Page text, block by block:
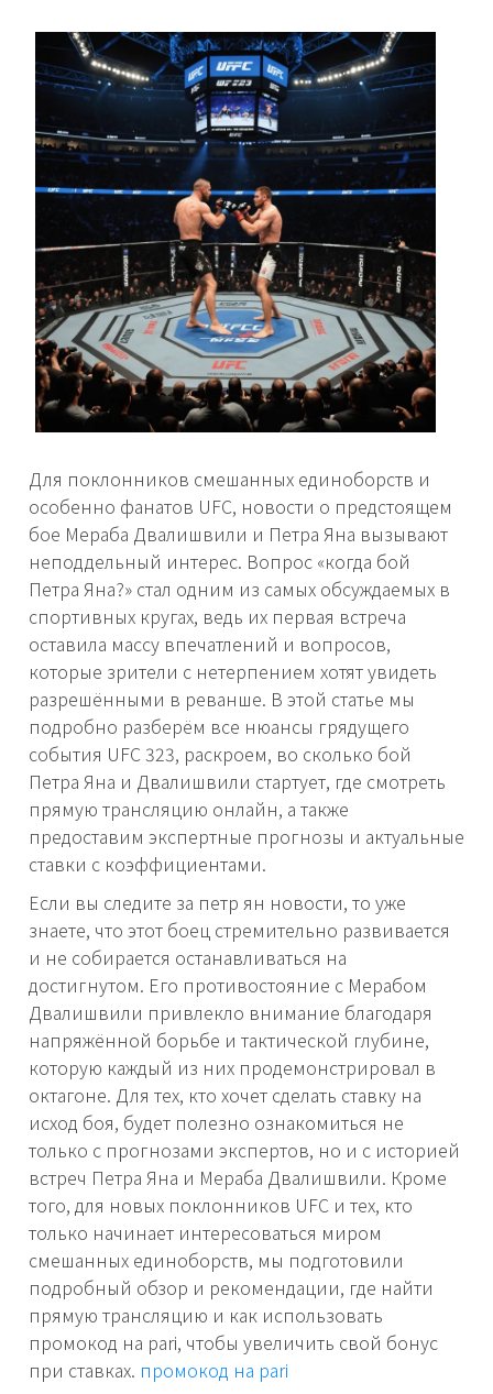
Для поклонников смешанных единоборств и
особенно фанатов UFC, новости о предстоящем
бое Мераба Двалишвили и Петра Яна вызывают
неподдельный интерес. Вопрос «когда бой
Петра Яна?» стал одним из самых обсуждаемых в
спортивных кругах, ведь их первая встреча
оставила массу впечатлений и вопросов,
которые зрители с нетерпением хотят увидеть
разрешёнными в реванше. В этой статье мы
подробно разберём все нюансы грядущего
события UFC 323, раскроем, во сколько бой
Петра Яна и Двалишвили стартует, где смотреть
прямую трансляцию онлайн, а также
предоставим экспертные прогнозы и актуальные
ставки с коэффициентами.
Если вы следите за петр ян новости, то уже
знаете, что этот боец стремительно развивается
и не собирается останавливаться на
достигнутом. Его противостояние с Мерабом
Двалишвили привлекло внимание благодаря
напряжённой борьбе и тактической глубине,
которую каждый из них продемонстрировал в
октагоне. Для тех, кто хочет сделать ставку на
исход боя, будет полезно ознакомиться не
только с прогнозами экспертов, но и с историей
встреч Петра Яна и Мераба Двалишвили. Кроме
того, для новых поклонников UFC и тех, кто
только начинает интересоваться миром
смешанных единоборств, мы подготовили
подробный обзор и рекомендации, где найти
прямую трансляцию и как использовать
промокод на pari, чтобы увеличить свой бонус
при ставках. промокод на pari